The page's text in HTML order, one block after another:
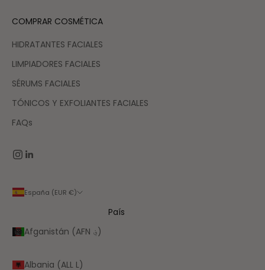
COMPRAR COSMÉTICA
HIDRATANTES FACIALES
LIMPIADORES FACIALES
SÉRUMS FACIALES
TÓNICOS Y EXFOLIANTES FACIALES
FAQs
España (EUR €)
País
Afganistán (AFN ؋)
Albania (ALL L)